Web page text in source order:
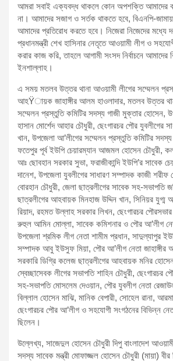
আমরা সবাই এক্যবদ্ধ থাকলে কোন অপশক্তি আমাদের
না। আমাদের সজাগ ও সর্তক থাকতে হবে, বিএনপি-
আমাদের প্রতিরোধ করতে হবে। নিজেরা নিজেদের মধ্যে
প্রধানমন্ত্রী শেখ হাসিনার নেতৃতে আওয়ামী লীগ ও
করার কাজ করি, তাহলে আগামী সংসদ নির্বাচনে আমাদের
ইনশাল্লাহ।
এ সময় মতলব উত্তর থানা আওয়ামী লীগের সম্মেলন
আহŸায়ক জাহাঙ্গীর আলম হাওলাদার, মতলব উত্তর
সম্মেলন প্রস্তুতি কমিটির সদস্য গাজী মুক্তার হোসেন,
হাসান মোর্শেদ আহার চৌধুরী, ছেংগারচর পৌর যুবলীগের
খান, উপজেলা আ’লীগের সম্মেলন প্রস্তুতি কমিটির
ফতেপুর পূর্ব ইউপি চেয়ারম্যান আজমল হোসেন চৌধুরী,
আঃ ছোবহান সরকার সুভা, ফরাজীকান্দি ইউপি’র সাবেক
দানেশ, উপজেলা যুবলীগের সাধারণ সম্পাদক কাজী শরীফ
বোরহান চৌধুরী, জেলা ছাত্রলীগের সাবেক সহ-সভাপতি
ছাত্রলীগের আহবায়ক মিনহাজ উদ্দিন খান, সিনিয়র যুগ্ম
রিয়াদ, রহমত উল্লাহ সরকার লিখন, ছেংগারচর পৌরসভার
রুহুল আমিন মোল্লা, সাবেক কমিশনার ও পৌর আ’লীগ
উপজেলা শ্রমিক লীগ নেতা শামীম প্রধান, সাদুল্যাপুর
সম্পাদক আবু ইউসুফ মিয়া, পৌর আ’লীগ নেতা জাহাঙ্গীর
সরকারি ডিগ্রি কলেজ ছাত্রলীগের আহবায়ক মনির
স্বেচ্ছাসেবক লীগের সভাপতি শাহিন চৌধুরী, ছেংগারচর
সহ-সভাপতি মোসলেম দেওয়ান, পৌর যুবলীগ নেতা
বিল্লাল হোসেন মাঝি, মানিক বেপারী, সোহেল রানা,
ছেংগারচর পৌর আ’লীগ ও সহযোগী সংগঠনের বিভিন্ন
ছিলেন।
উল্লেখ্য, সাজেদুল হোসেন চৌধুরী দিপু বাংলাদেশ
সদস্য সাবেক মন্ত্রী মোফাজ্জল হোসেন চৌধুরী (মায়া)